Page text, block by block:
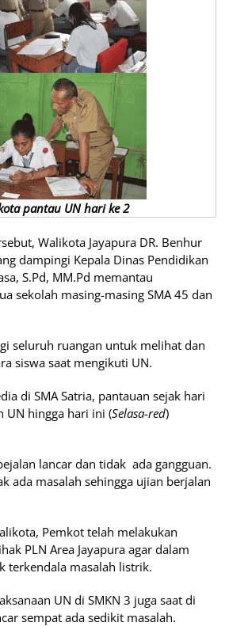
pantau UN hari ke 2
Walikota Jayapura DR. Benhur
dampingi Kepala Dinas Pendidikan
S.Pd, MM.Pd memantau
sekolah masing-masing SMA 45 dan
seluruh ruangan untuk melihat dan
siswa saat mengikuti UN.
di SMA Satria, pantauan sejak hari
UN hingga hari ini (Selasa-red)
lancar dan tidak ada gangguan.
ada masalah sehingga ujian berjalan
Pemkot telah melakukan
PLN Area Jayapura agar dalam
terkendala masalah listrik.
UN di SMKN 3 juga saat di
sempat ada sedikit masalah.